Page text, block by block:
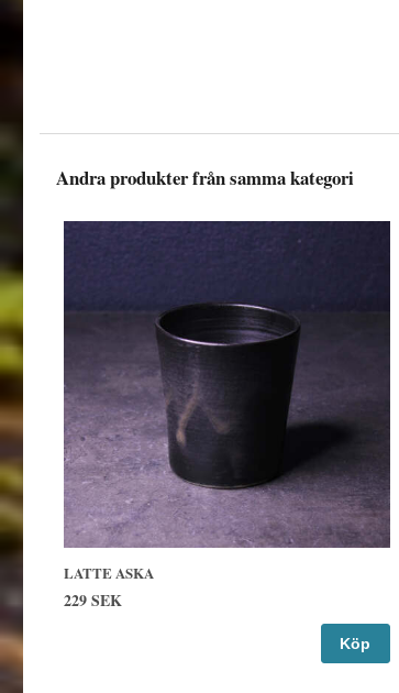
Andra produkter från samma kategori
LATTE ASKA
229 SEK
Köp